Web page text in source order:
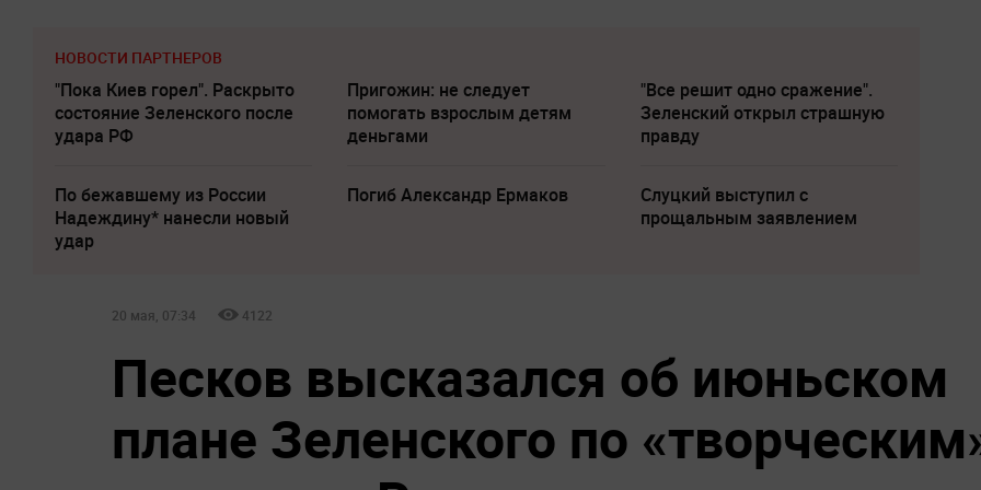
НОВОСТИ ПАРТНЕРОВ
"Пока Киев горел". Раскрыто
состояние Зеленского после
удара РФ
Пригожин: не следует
помогать взрослым детям
деньгами
"Все решит одно сражение".
Зеленский открыл страшную
правду
По бежавшему из России
Надеждину* нанесли новый
удар
Погиб Александр Ермаков
Слуцкий выступил с
прощальным заявлением
20 мая, 07:34 4122
Песков высказался об июньском
плане Зеленского по